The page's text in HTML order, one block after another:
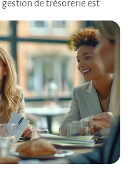
gestion de trésorerie est